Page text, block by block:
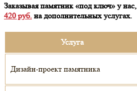
Заказывая памятник «под ключ» у нас,
420 руб. на дополнительных услугах.
Услуга
Дизайн-проект памятника